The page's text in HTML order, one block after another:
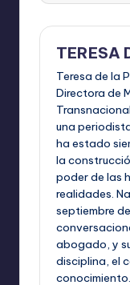
TERESA
Teresa de la
Directora de
una
ha estado
la
poder de las
realidades.
septiembre
abogado, y
disciplina, el